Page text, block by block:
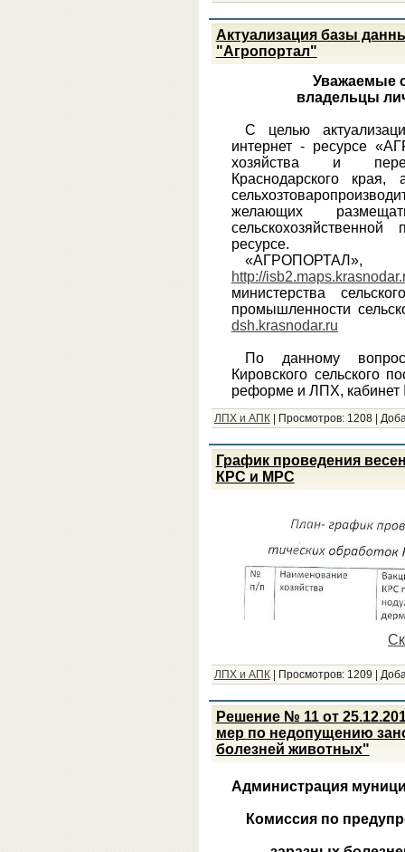
Актуализация базы
"Агропортал"
Уважаемые
владельцы
С целью
интернет - ресурсе
хозяйства и
Краснодарского
желающих
ресурсе.
http://
министерства
промышленности
dsh.krasnodar.ru
По данному
Кировского сельского
реформе и ЛПХ, кабинет
ЛПХ и АПК| Просмотров: 1208|
График проведения
КРС и МРС
ЛПХ и АПК| Просмотров: 1209
Решение № 11 от
мер по недопущению
болезней животных"
Администрация
Комиссия по